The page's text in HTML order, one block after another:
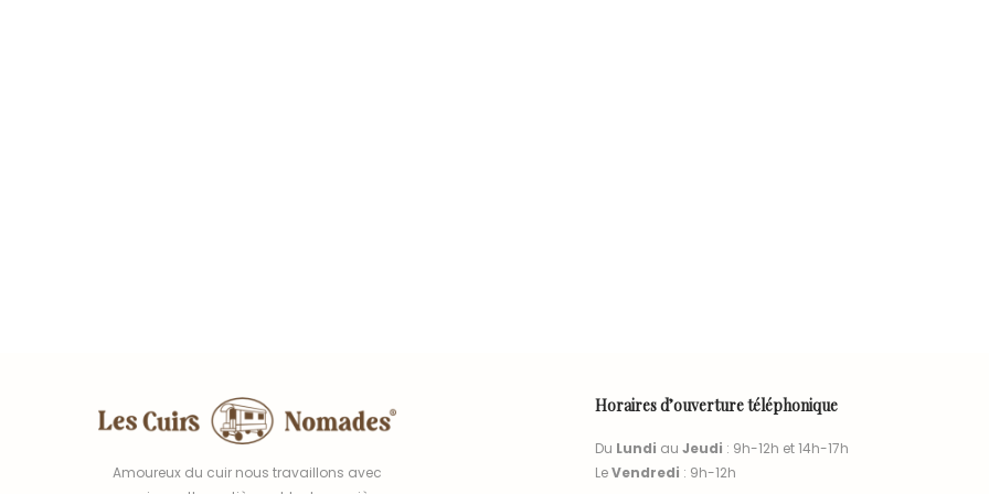
Amoureux du cuir nous travaillons avec
Horaires d’ouverture téléphonique
Du Lundi au Jeudi : 9h-12h et 14h-17h
LeVendredi : 9h-12h